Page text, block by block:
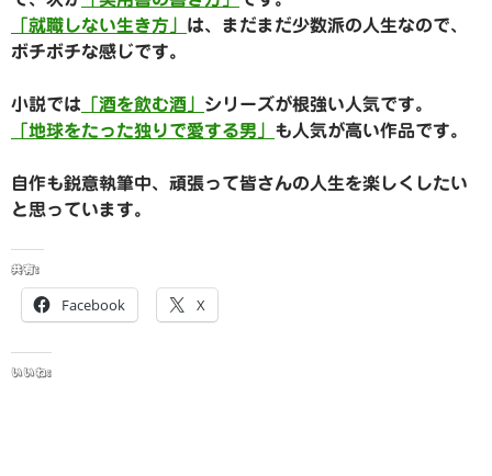
「就職しない生き方」 は、まだまだ少数派の人生なので、
ボチボチな感じです。
小説では 「酒を飲む酒」 シリーズが根強い人気です。
「地球をたった独りで愛する男」 も人気が高い作品です。
自作も鋭意執筆中、頑張って皆さんの人生を楽しくしたい
と思っています。
共有:
Facebook X
いいね: